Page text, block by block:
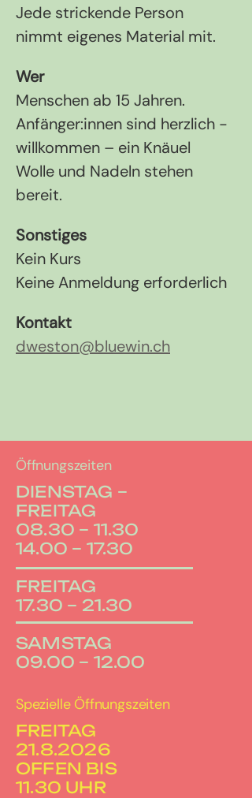
Jede strickende Person
nimmt eigenes Material mit.
Wer
Menschen ab 15 Jahren.
Anfänger:innen sind herzlich ­
willkommen – ein Knäuel
Wolle und Nadeln stehen
bereit.
Sonstiges
Kein Kurs
Keine Anmeldung erforderlich
Kontakt
dweston@bluewin.ch
Öffnungszeiten
DIENSTAG –
FREITAG
08.30 – 11.30
14.00 – 17.30
FREITAG
17.30 – 21.30
SAMSTAG
09.00 – 12.00
Spezielle Öffnungszeiten
FREITAG
21.8.2026
OFFEN BIS
11.30 UHR